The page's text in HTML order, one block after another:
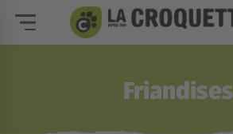
Friandises